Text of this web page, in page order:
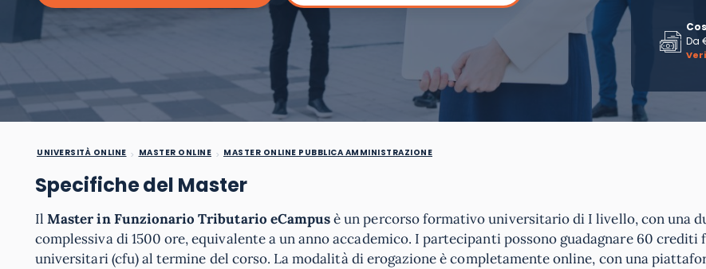
Da
UNIVERSITÀ ONLINE MASTER ONLINE MASTER ONLINE PUBBLICA AMMINISTRAZIONE
Specifiche del Master
IlMaster in Funzionario Tributario eCampusè un percorso formativo universitario di I livello, con una
complessiva di 1500 ore, equivalente a un anno accademico. I partecipanti possono guadagnare 60
universitari (cfu) al termine del corso. La modalità di erogazione è completamente online, con una